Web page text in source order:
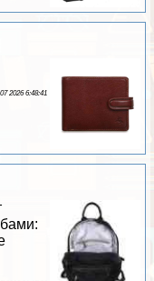
2026 6:48:41